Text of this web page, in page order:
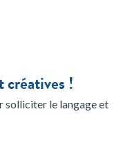
créatives !
solliciter le langage et